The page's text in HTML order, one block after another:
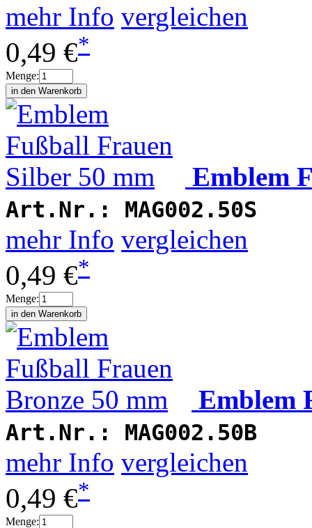
mehr Info vergleichen
0,49 €*
Menge:
Emblem
Art.Nr.: MAG002.50S
mehr Info vergleichen
0,49 €*
Menge:
Emblem
Art.Nr.: MAG002.50B
mehr Info vergleichen
0,49 €*
Menge: